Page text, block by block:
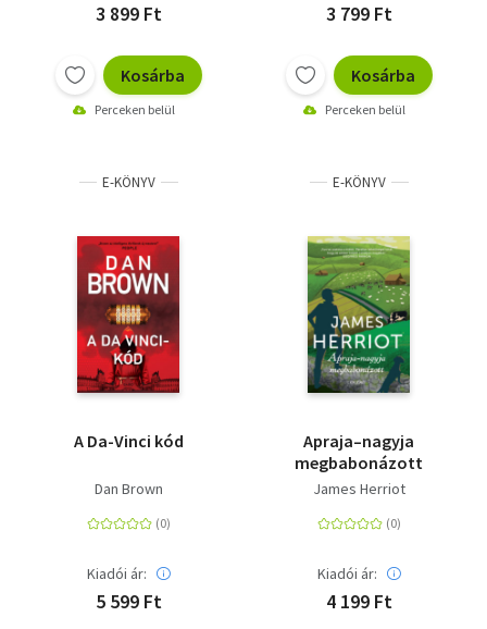
3 899 Ft
Kosárba
Perceken belül
3 799 Ft
Kosárba
Perceken belül
E-KÖNYV
A Da-Vinci kód
Dan Brown
Kiadói ár:
5 599 Ft
E-KÖNYV
Apraja–nagyja
megbabonázott
James Herriot
Kiadói ár:
4 199 Ft